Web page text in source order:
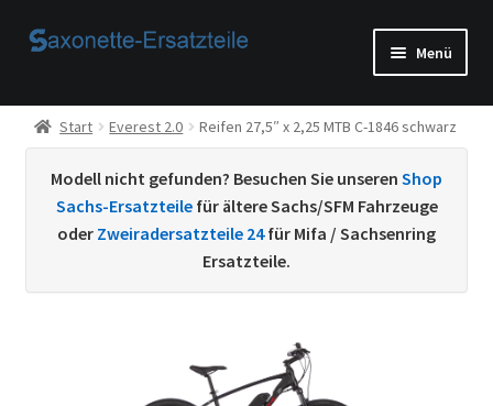
Zur
Zum
Menü
Start
Start Everest 2.0 Reifen 27,5″ x 2,25 MTB C-1846 schwarz
Modell nicht gefunden? Besuchen Sie unseren Shop
Sachs-Ersatzteilefür ältere Sachs/SFM Fahrzeuge
oder Zweiradersatzteile 24für Mifa / Sachsenring
Ersatzteile.